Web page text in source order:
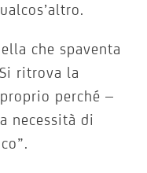
che spaventa
ritrova la
perché –
necessità di